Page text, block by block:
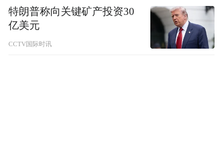
特朗普称向关键矿产投资30
亿美元
CCTV国际时讯